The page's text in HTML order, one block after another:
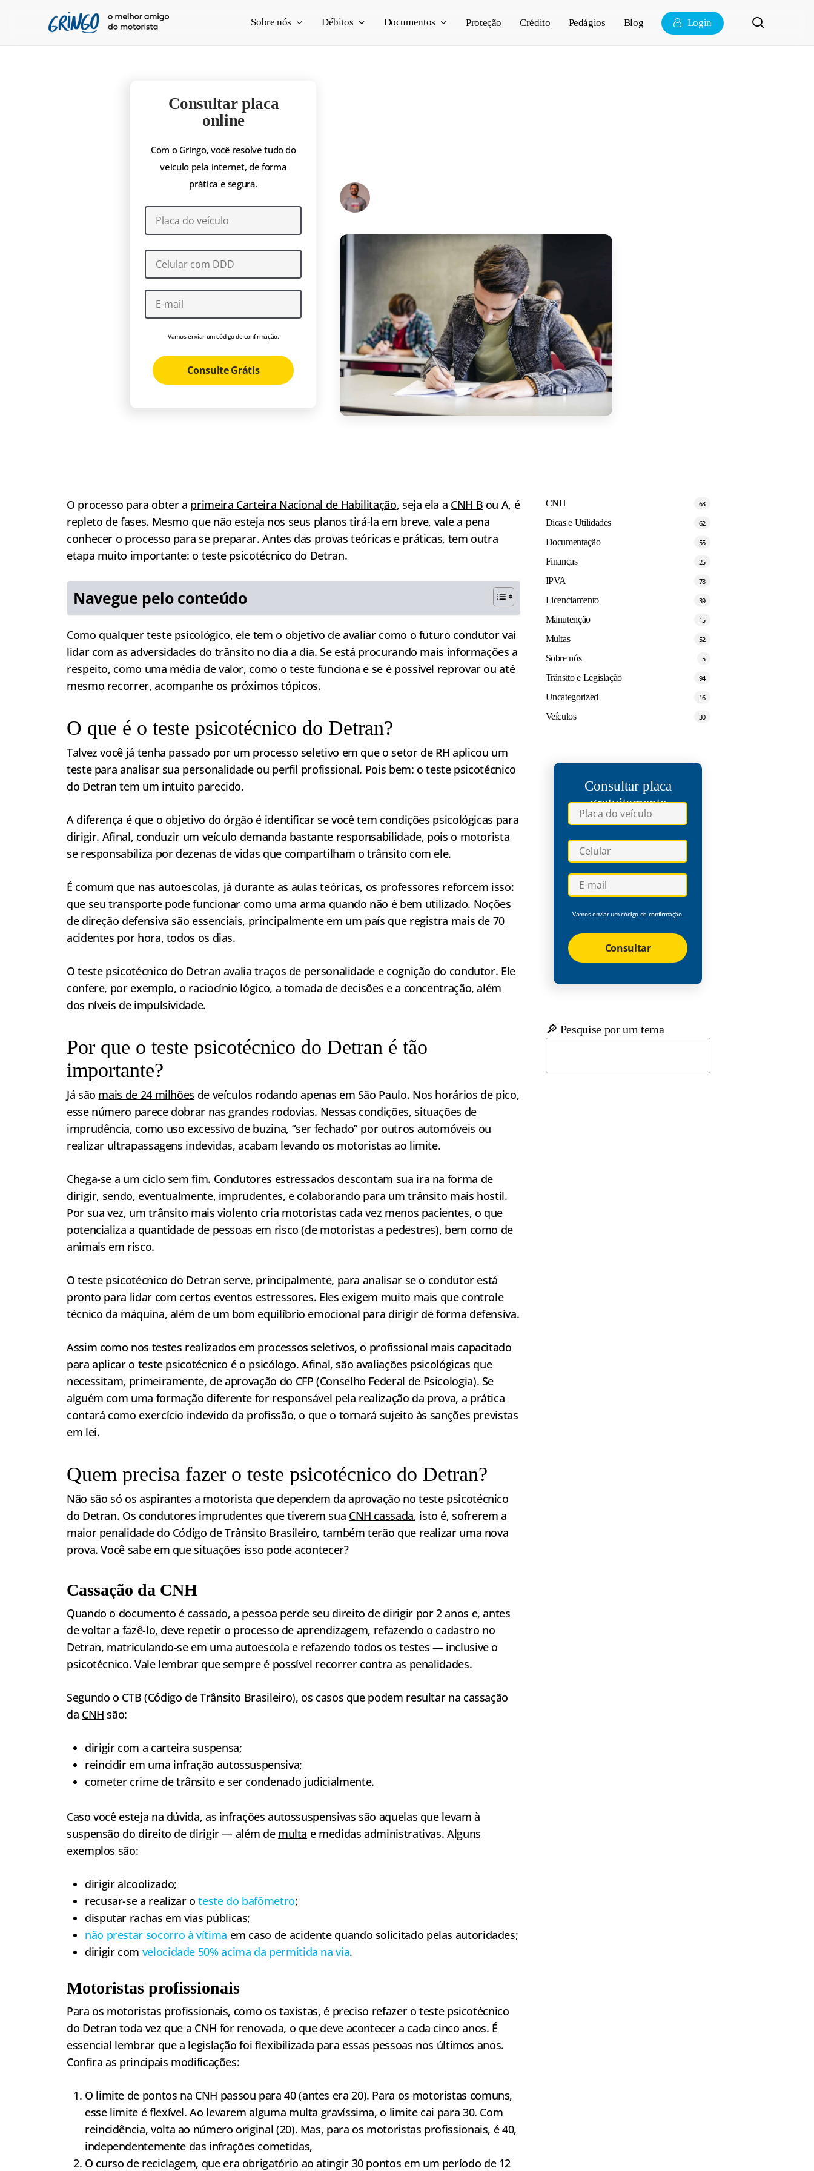
Sobre nós Débitos Documentos Proteção Crédito Pedágios Blog Login
Consultar placa
online
Com o Gringo, você resolve tudo do
veículo pela internet, de forma
prática e segura.
Vamos enviar um código de confirmação.
Consulte Grátis
O processo para obter a primeira Carteira Nacional de Habilitação, seja ela a CNH B ou A, é
repleto de fases. Mesmo que não esteja nos seus planos tirá-la em breve, vale a pena
conhecer o processo para se preparar. Antes das provas teóricas e práticas, tem outra
etapa muito importante: o teste psicotécnico do Detran.
Navegue pelo conteúdo
Como qualquer teste psicológico, ele tem o objetivo de avaliar como o futuro condutor vai
lidar com as adversidades do trânsito no dia a dia. Se está procurando mais informações a
respeito, como uma média de valor, como o teste funciona e se é possível reprovar ou até
mesmo recorrer, acompanhe os próximos tópicos.
O que é o teste psicotécnico do Detran?
Talvez você já tenha passado por um processo seletivo em que o setor de RH aplicou um
teste para analisar sua personalidade ou perfil profissional. Pois bem: o teste psicotécnico
do Detran tem um intuito parecido.
A diferença é que o objetivo do órgão é identificar se você tem condições psicológicas para
dirigir. Afinal, conduzir um veículo demanda bastante responsabilidade, pois o motorista
se responsabiliza por dezenas de vidas que compartilham o trânsito com ele.
É comum que nas autoescolas, já durante as aulas teóricas, os professores reforcem isso:
que seu transporte pode funcionar como uma arma quando não é bem utilizado. Noções
de direção defensiva são essenciais, principalmente em um país que registra mais de 70
acidentes por hora, todos os dias.
O teste psicotécnico do Detran avalia traços de personalidade e cognição do condutor. Ele
confere, por exemplo, o raciocínio lógico, a tomada de decisões e a concentração, além
dos níveis de impulsividade.
Por que o teste psicotécnico do Detran é tão
importante?
Já são mais de 24 milhões de veículos rodando apenas em São Paulo. Nos horários de pico,
esse número parece dobrar nas grandes rodovias. Nessas condições, situações de
imprudência, como uso excessivo de buzina, “ser fechado” por outros automóveis ou
realizar ultrapassagens indevidas, acabam levando os motoristas ao limite.
Chega-se a um ciclo sem fim. Condutores estressados descontam sua ira na forma de
dirigir, sendo, eventualmente, imprudentes, e colaborando para um trânsito mais hostil.
Por sua vez, um trânsito mais violento cria motoristas cada vez menos pacientes, o que
potencializa a quantidade de pessoas em risco (de motoristas a pedestres), bem como de
animais em risco.
O teste psicotécnico do Detran serve, principalmente, para analisar se o condutor está
pronto para lidar com certos eventos estressores. Eles exigem muito mais que controle
técnico da máquina, além de um bom equilíbrio emocional para dirigir de forma defensiva.
Assim como nos testes realizados em processos seletivos, o profissional mais capacitado
para aplicar o teste psicotécnico é o psicólogo. Afinal, são avaliações psicológicas que
necessitam, primeiramente, de aprovação do CFP (Conselho Federal de Psicologia). Se
alguém com uma formação diferente for responsável pela realização da prova, a prática
contará como exercício indevido da profissão, o que o tornará sujeito às sanções previstas
em lei.
Quem precisa fazer o teste psicotécnico do Detran?
Não são só os aspirantes a motorista que dependem da aprovação no teste psicotécnico
do Detran. Os condutores imprudentes que tiverem sua CNH cassada, isto é, sofrerem a
maior penalidade do Código de Trânsito Brasileiro, também terão que realizar uma nova
prova. Você sabe em que situações isso pode acontecer?
Cassação da CNH
Quando o documento é cassado, a pessoa perde seu direito de dirigir por 2 anos e, antes
de voltar a fazê-lo, deve repetir o processo de aprendizagem, refazendo o cadastro no
Detran, matriculando-se em uma autoescola e refazendo todos os testes — inclusive o
psicotécnico. Vale lembrar que sempre é possível recorrer contra as penalidades.
Segundo o CTB (Código de Trânsito Brasileiro), os casos que podem resultar na cassação
da CNH são:
dirigir com a carteira suspensa;
reincidir em uma infração autossuspensiva;
cometer crime de trânsito e ser condenado judicialmente.
Caso você esteja na dúvida, as infrações autossuspensivas são aquelas que levam à
suspensão do direito de dirigir — além de multa e medidas administrativas. Alguns
exemplos são:
dirigir alcoolizado;
recusar-se a realizar oteste do bafômetro;
disputar rachas em vias públicas;
não prestar socorro à vítima em caso de acidente quando solicitado pelas autoridades;
dirigir com velocidade 50% acima da permitida na via.
Motoristas profissionais
Para os motoristas profissionais, como os taxistas, é preciso refazer o teste psicotécnico
do Detran toda vez que a CNH for renovada, o que deve acontecer a cada cinco anos. É
essencial lembrar que a legislação foi flexibilizada para essas pessoas nos últimos anos.
Confira as principais modificações:
O limite de pontos na CNH passou para 40 (antes era 20). Para os motoristas comuns,
esse limite é flexível. Ao levarem alguma multa gravíssima, o limite cai para 30. Com
reincidência, volta ao número original (20). Mas, para os motoristas profissionais, é 40,
independentemente das infrações cometidas,
O curso de reciclagem, que era obrigatório ao atingir 30 pontos em um período de 12
CNH 63
Dicas e Utilidades 62
Documentação 55
Finanças 25
IPVA 78
Licenciamento 39
Manutenção 15
Multas 52
Sobre nós 5
Trânsito e Legislação 94
Uncategorized 16
Veículos 30
Consultar placa
gratuitamente
Vamos enviar um código de confirmação.
Consultar
🔎 Pesquise por um tema